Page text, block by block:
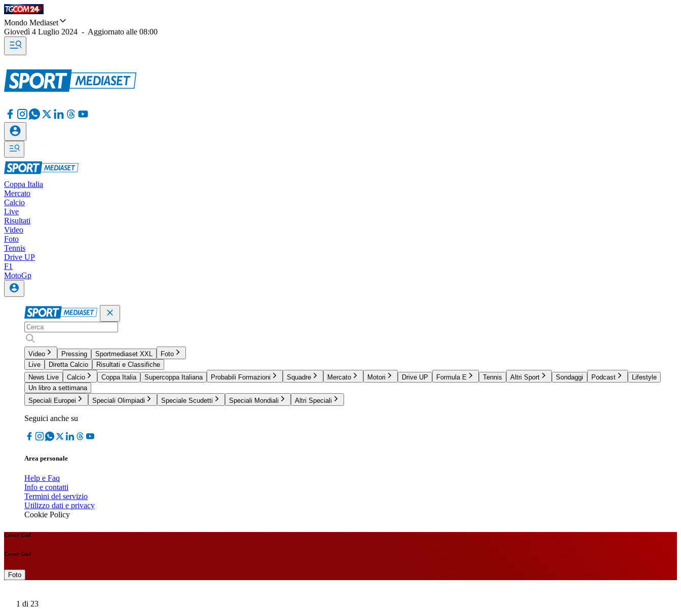
Mondo Mediaset
Giovedì 4 Luglio 2024 - Aggiornato alle 08:00
Coppa Italia
Mercato
Calcio
Live
Risultati
Video
Foto
Tennis
Drive UP
F1
MotoGp
Video Pressing Sportmediaset XXL
Foto
Live
Diretta Calcio
Risultati e Classifiche
News Live
Calcio Coppa Italia Supercoppa Italiana Probabili Formazioni Squadre Mercato Motori Drive UP Formula E Tennis Altri Sport Sondaggi Podcast
Lifestyle
Un libro a settimana
Speciali Europei
Speciali Olimpiadi Speciale Scudetti Speciali Mondiali Altri Speciali
Seguici anche su
Area personale
Help e Faq
Info e contatti
Termini del servizio
Utilizzo dati e privacy
Cookie Policy
Cover Girl
Cover Girl
Foto
1 di 23